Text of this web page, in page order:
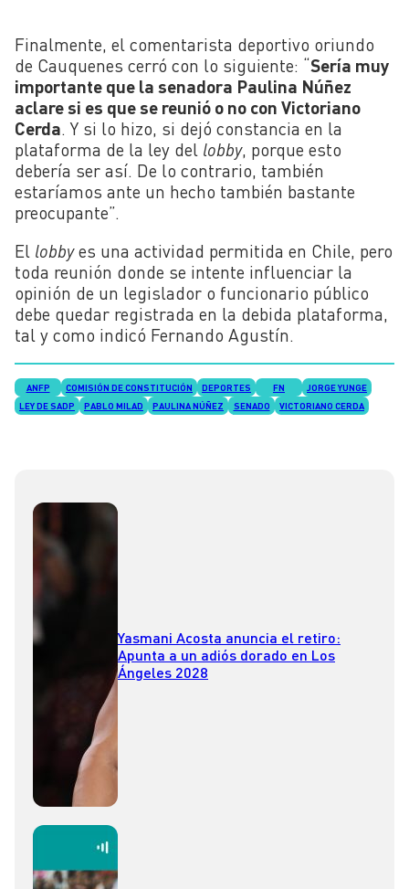
Finalmente, el comentarista deportivo oriundo
de Cauquenes cerró con lo siguiente: “Sería muy
importante que la senadora Paulina Núñez
aclare si es que se reunió o no con Victoriano
Cerda. Y si lo hizo, si dejó constancia en la
plataforma de la ley del lobby, porque esto
debería ser así. De lo contrario, también
estaríamos ante un hecho también bastante
preocupante”.
El lobbyes una actividad permitida en Chile, pero
toda reunión donde se intente influenciar la
opinión de un legislador o funcionario público
debe quedar registrada en la debida plataforma,
tal y como indicó Fernando Agustín.
ANFP COMISIÓN DE CONSTITUCIÓN DEPORTES FN
JORGE YUNGE
LEY DE SADP
PABLO MILAD PAULINA NÚÑEZ SENADO VICTORIANO CERDA
Yasmani Acosta anuncia el retiro:
Apunta a un adiós dorado en Los
Ángeles 2028